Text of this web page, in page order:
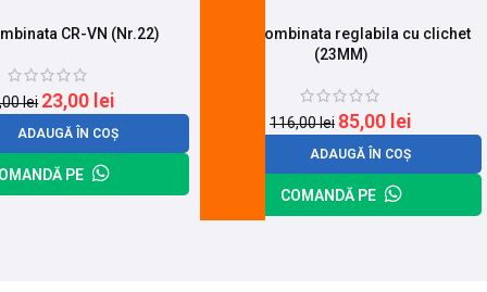
CR-VN (Nr.22)
lei 23,00 lei
ADAUGĂ ÎN COȘ
PE
Cheie combinata reglabila cu clichet
(23MM)
116,00lei 85,00 lei
ADAUGĂ ÎN COȘ
COMANDĂ PE